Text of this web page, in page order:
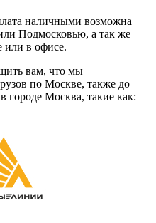
наличными возможна
Подмосковью, а так же
или в офисе.
вам, что мы
по Москве, также до
городе Москва, такие как: